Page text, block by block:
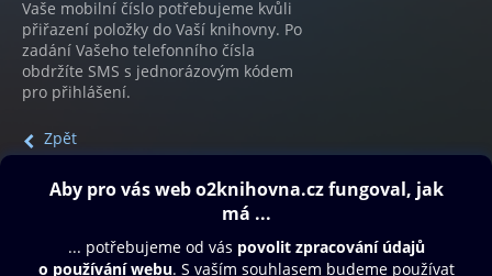
Vaše mobilní číslo potřebujeme kvůli
přiřazení položky do Vaší knihovny. Po
zadání Vašeho telefonního čísla
obdržíte SMS s jednorázovým kódem
pro přihlášení.
Zpět
Obsah ke stažení